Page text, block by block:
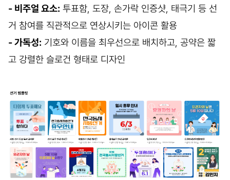
- 비주얼 요소: 투표함, 도장, 손가락 인증샷, 태극기 등 선
거 참여를 직관적으로 연상시키는 아이콘 활용
- 가독성: 기호와 이름을 최우선으로 배치하고, 공약은 짧
고 강렬한 슬로건 형태로 디자인